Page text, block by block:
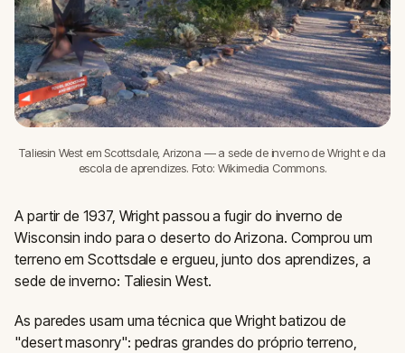
Taliesin West em Scottsdale, Arizona — a sede de inverno de Wright e da
escola de aprendizes. Foto: Wikimedia Commons.
A partir de 1937, Wright passou a fugir do inverno de
Wisconsin indo para o deserto do Arizona. Comprou um
terreno em Scottsdale e ergueu, junto dos aprendizes, a
sede de inverno: Taliesin West.
As paredes usam uma técnica que Wright batizou de
"desert masonry": pedras grandes do próprio terreno,